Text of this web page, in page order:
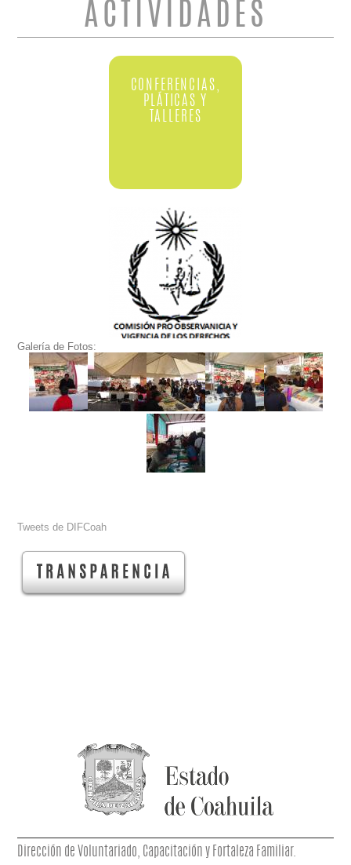
ACTIVIDADES
CONFERENCIAS,
PLÁTICAS Y
TALLERES
Galería de Fotos:
Tweets de DIFCoah
Dirección de Voluntariado, Capacitación y Fortaleza Familiar.